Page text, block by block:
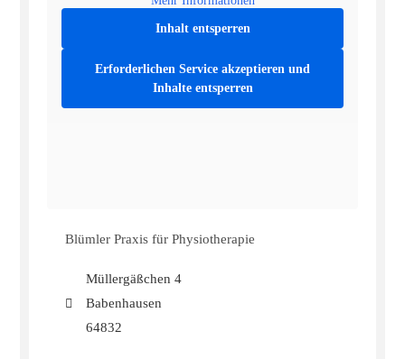
Inhalt entsperren
Erforderlichen Service akzeptieren und
Inhalte entsperren
Blümler Praxis für Physiotherapie
Müllergäßchen 4
Babenhausen
64832